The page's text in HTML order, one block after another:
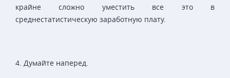
крайне сложно уместить все это в
среднестатистическую заработную плату.
4. Думайте наперед.